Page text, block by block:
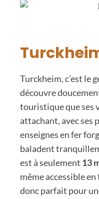
Turckheim, c’est le
découvre
touristique que ses
attachant, avec ses
enseignes en fer
baladent
est à seulement 13
même accessible
donc parfait pour